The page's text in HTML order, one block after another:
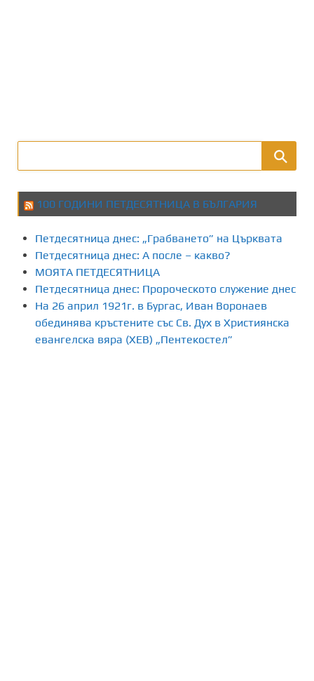
100 ГОДИНИ ПЕТДЕСЯТНИЦА В БЪЛГАРИЯ
Петдесятница днес: „Грабването” на Църквата
Петдесятница днес: А после – какво?
МОЯТА ПЕТДЕСЯТНИЦА
Петдесятница днес: Пророческото служение днес
На 26 април 1921г. в Бургас, Иван Воронаев
обединява кръстените със Св. Дух в Християнска
евангелска вяра (ХЕВ) „Пентекостел”